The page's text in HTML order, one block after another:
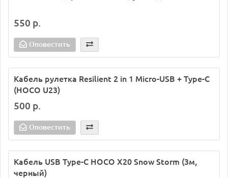
550 р.
Оповестить
Кабель рулетка Resilient 2 in 1 Micro-USB + Type-C
(HOCO U23)
500 р.
Оповестить
Кабель USB Type-C HOCO X20 Snow Storm (3м,
черный)